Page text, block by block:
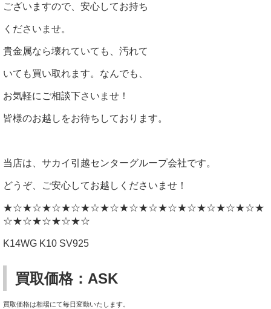
ございますので、安心してお持ち
くださいませ。
貴金属なら壊れていても、汚れて
いても買い取れます。なんでも、
お気軽にご相談下さいませ！
皆様のお越しをお待ちしております。
当店は、サカイ引越センターグループ会社です。
どうぞ、ご安心してお越しくださいませ！
★☆★☆★☆★☆★☆★☆★☆★☆★☆★☆★☆★☆★☆★
☆★☆★☆★☆★☆
K14WG K10 SV925
買取価格：ASK
買取価格は相場にて毎日変動いたします。